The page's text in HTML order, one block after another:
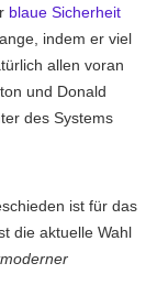
blaue Sicherheit
indem er viel
allen voran
und Donald
des Systems
ist für das
die aktuelle Wahl